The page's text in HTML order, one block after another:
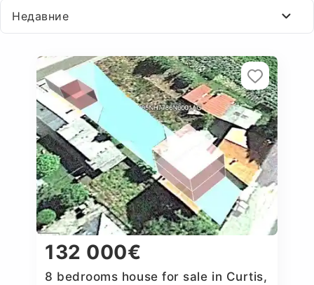
Недавние
132 000€
8 bedrooms house for sale in Curtis,